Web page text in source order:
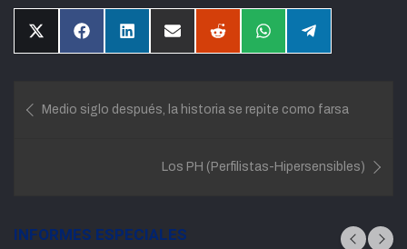
CompartirCompartirCompartirCompartirCompartirCompartirCompartir
de
Medio siglo después, la historia se repite como farsa
Los PH (Perfilistas-Hipersensibles)
INFORMES ESPECIALES